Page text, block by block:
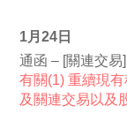
1月24日
通函 – [關連交易]
有關(1) 重續現
及關連交易以及